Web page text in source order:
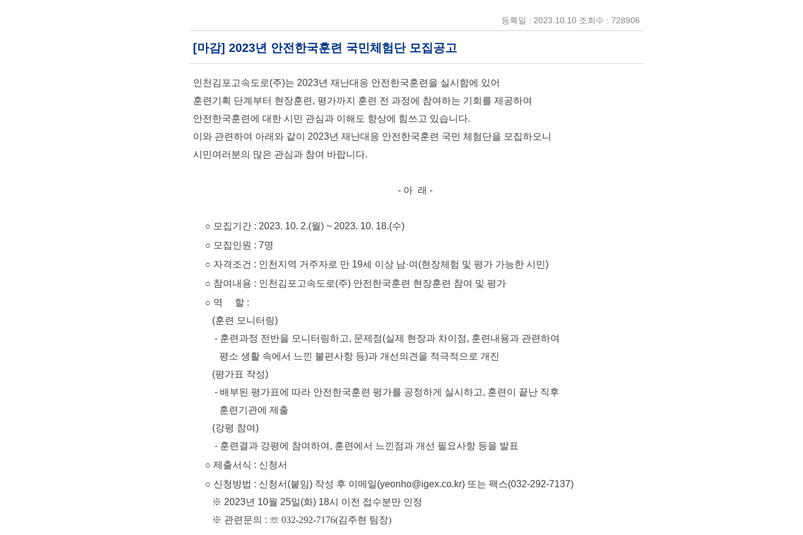
등록일 : 2023.10.10 조회수 : 728906
[마감] 2023년 안전한국훈련 국민체험단 모집공고
인천김포고속도로(주)는 2023년 재난대응 안전한국훈련을 실시함에 있어
훈련기획 단계부터 현장훈련, 평가까지 훈련 전 과정에 참여하는 기회를 제공하여
안전한국훈련에 대한 시민 관심과 이해도 향상에 힘쓰고 있습니다.
이와 관련하여 아래와 같이 2023년 재난대응 안전한국훈련 국민 체험단을 모집하오니
시민여러분의 많은 관심과 참여 바랍니다.
- 아 래 -
○ 모집기간 : 2023. 10. 2.(월) ~ 2023. 10. 18.(수)
○ 모집인원 : 7명
○ 자격조건 : 인천지역 거주자로 만 19세 이상 남·여(현장체험 및 평가 가능한 시민)
○ 참여내용 : 인천김포고속도로(주) 안전한국훈련 현장훈련 참여 및 평가
○ 역 할 :
(훈련 모니터링)
- 훈련과정 전반을 모니터링하고, 문제점(실제 현장과 차이점, 훈련내용과 관련하여
평소 생활 속에서 느낀 불편사항 등)과 개선의견을 적극적으로 개진
(평가표 작성)
- 배부된 평가표에 따라 안전한국훈련 평가를 공정하게 실시하고, 훈련이 끝난 직후
훈련기관에 제출
(강평 참여)
- 훈련결과 강평에 참여하여, 훈련에서 느낀점과 개선 필요사항 등을 발표
○ 제출서식 : 신청서
○ 신청방법 : 신청서(붙임) 작성 후 이메일(yeonho@igex.co.kr) 또는 팩스(032-292-7137)
※ 2023년 10월 25일(화) 18시 이전 접수분만 인정
※ 관련문의 : ☏ 032-292-7176(김주현 팀장)